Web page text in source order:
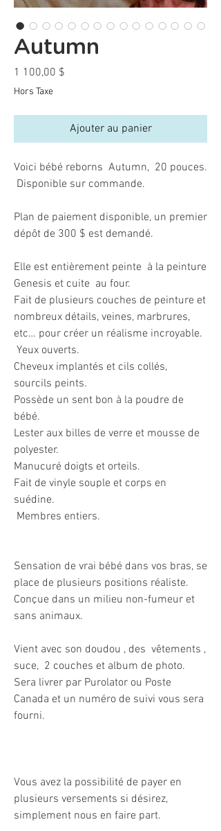
Autumn
1 100,00 $
Hors Taxe
Ajouter au panier
Voici bébé reborns Autumn, 20 pouces.
Disponible sur commande.
Plan de paiement disponible, un premier
dépôt de 300 $ est demandé.
Elle est entièrement peinte à la peinture
Genesis et cuite au four.
Fait de plusieurs couches de peinture et
nombreux détails, veines, marbrures,
etc… pour créer un réalisme incroyable.
Yeux ouverts.
Cheveux implantés et cils collés,
sourcils peints.
Possède un sent bon à la poudre de
bébé.
Lester aux billes de verre et mousse de
polyester.
Manucuré doigts et orteils.
Fait de vinyle souple et corps en
suédine.
Membres entiers.
Sensation de vrai bébé dans vos bras, se
place de plusieurs positions réaliste.
Conçue dans un milieu non-fumeur et
sans animaux.
Vient avec son doudou , des vêtements ,
suce, 2 couches et album de photo.
Sera livrer par Purolator ou Poste
Canada et un numéro de suivi vous sera
fourni.
Vous avez la possibilité de payer en
plusieurs versements si désirez,
simplement nous en faire part.